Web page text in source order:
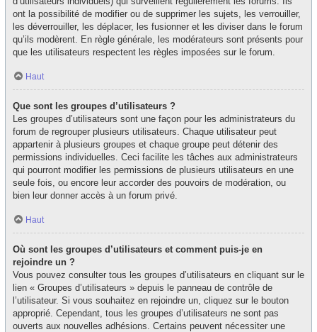
ont la possibilité de modifier ou de supprimer les sujets, les verrouiller,
les déverrouiller, les déplacer, les fusionner et les diviser dans le forum
qu’ils modèrent. En règle générale, les modérateurs sont présents pour
que les utilisateurs respectent les règles imposées sur le forum.
Haut
Que sont les groupes d’utilisateurs ?
Les groupes d’utilisateurs sont une façon pour les administrateurs du
forum de regrouper plusieurs utilisateurs. Chaque utilisateur peut
appartenir à plusieurs groupes et chaque groupe peut détenir des
permissions individuelles. Ceci facilite les tâches aux administrateurs
qui pourront modifier les permissions de plusieurs utilisateurs en une
seule fois, ou encore leur accorder des pouvoirs de modération, ou
bien leur donner accès à un forum privé.
Haut
Où sont les groupes d’utilisateurs et comment puis-je en
rejoindre un ?
Vous pouvez consulter tous les groupes d’utilisateurs en cliquant sur le
lien « Groupes d’utilisateurs » depuis le panneau de contrôle de
l’utilisateur. Si vous souhaitez en rejoindre un, cliquez sur le bouton
approprié. Cependant, tous les groupes d’utilisateurs ne sont pas
ouverts aux nouvelles adhésions. Certains peuvent nécessiter une